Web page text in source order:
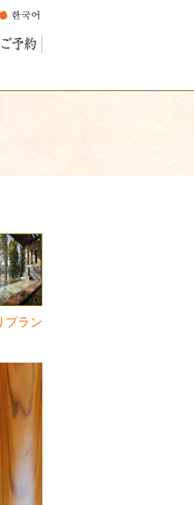
予約
プラン